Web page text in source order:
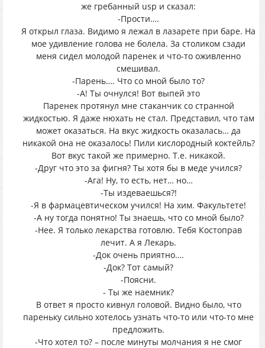
же гребанный usp и сказал:
-Прости….
Я открыл глаза. Видимо я лежал в лазарете при баре. На
мое удивление голова не болела. За столиком сзади
меня сидел молодой паренек и что-то оживленно
смешивал.
-Парень…. Что со мной было то?
-А! Ты очнулся! Вот выпей это
Паренек протянул мне стаканчик со странной
жидкостью. Я даже нюхать не стал. Представил, что там
может оказаться. На вкус жидкость оказалась… да
никакой она не оказалось! Пили кислородный коктейль?
Вот вкус такой же примерно. Т.е. никакой.
-Друг что это за фигня? Ты хотя бы в меде учился?
-Ага! Ну, то есть, нет… но…
-Ты издеваешься?!
-Я в фармацевтическом учился! На хим. Факультете!
-А ну тогда понятно! Ты знаешь, что со мной было?
-Нее. Я только лекарства готовлю. Тебя Костоправ
лечит. А я Лекарь.
-Док очень приятно….
-Док? Тот самый?
-Поясни.
- Ты же наемник?
В ответ я просто кивнул головой. Видно было, что
пареньку сильно хотелось узнать что-то или что-то мне
предложить.
-Что хотел то? – после минуты молчания я не смог